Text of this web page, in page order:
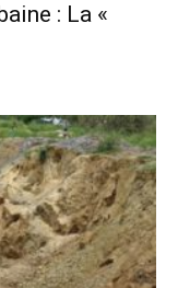
: La «